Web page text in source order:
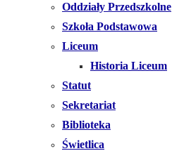
Oddziały Przedszkolne
Szkoła Podstawowa
Liceum
Historia Liceum
Statut
Sekretariat
Biblioteka
Świetlica